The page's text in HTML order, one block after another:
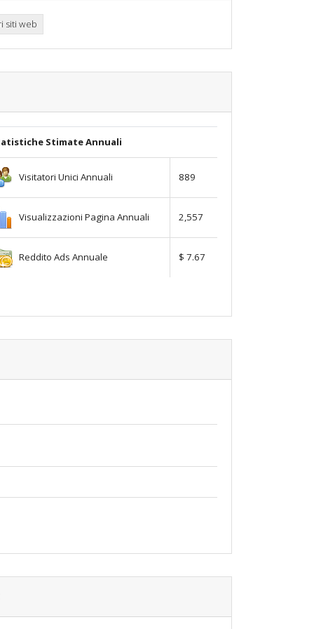
siti web
Stimate Annuali
Visitatori Unici Annuali 889
Visualizzazioni Pagina Annuali 2,557
Reddito Ads Annuale $ 7.67